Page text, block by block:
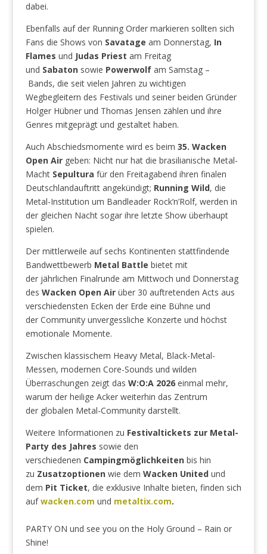
dabei.
Ebenfalls auf der Running Order markieren sollten sich
Fans die Shows von Savatage am Donnerstag, In
Flames und Judas Priest am Freitag
und Sabaton sowie Powerwolf am Samstag –
Bands, die seit vielen Jahren zu wichtigen
Wegbegleitern des Festivals und seiner beiden Gründer
Holger Hübner und Thomas Jensen zählen und ihre
Genres mitgeprägt und gestaltet haben.
Auch Abschiedsmomente wird es beim 35. Wacken
Open Airgeben: Nicht nur hat die brasilianische Metal-
Macht Sepultura für den Freitagabend ihren finalen
Deutschlandauftritt angekündigt; Running Wild, die
Metal-Institution um Bandleader Rock’n’Rolf, werden in
der gleichen Nacht sogar ihre letzte Show überhaupt
spielen.
Der mittlerweile auf sechs Kontinenten stattfindende
Bandwettbewerb Metal Battle bietet mit
der jährlichen Finalrunde am Mittwoch und Donnerstag
des Wacken Open Airüber 30 auftretenden Acts aus
verschiedensten Ecken der Erde eine Bühne und
der Community unvergessliche Konzerte und höchst
emotionale Momente.
Zwischen klassischem Heavy Metal, Black-Metal-
Messen, modernen Core-Sounds und wilden
Überraschungen zeigt das W:O:A 2026einmal mehr,
warum der heilige Acker weiterhin das Zentrum
der globalen Metal-Community darstellt.
Weitere Informationen zu Festivaltickets zur Metal-
Party des Jahres sowie den
verschiedenen Campingmöglichkeitenbis hin
zu Zusatzoptionenwie dem Wacken Unitedund
dem Pit Ticket, die exklusive Inhalte bieten, finden sich
aufwacken.com und metaltix.com.
PARTY ON und see you on the Holy Ground – Rain or
Shine!